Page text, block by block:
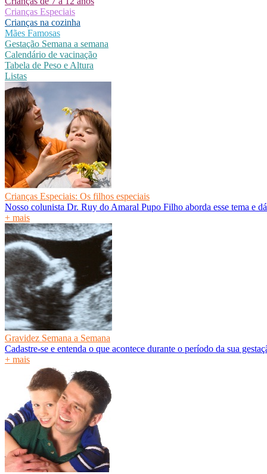
Crianças Especiais
Crianças na cozinha
Mães Famosas
Gestação Semana a semana
Calendário de vacinação
Tabela de Peso e Altura
Listas
Crianças Especiais: Os filhos especiais
Nosso colunista Dr. Ruy do Amaral Pupo Filho aborda esse tema e
+ mais
Gravidez Semana a Semana
Cadastre-se e entenda o que acontece durante o período da sua
+ mais